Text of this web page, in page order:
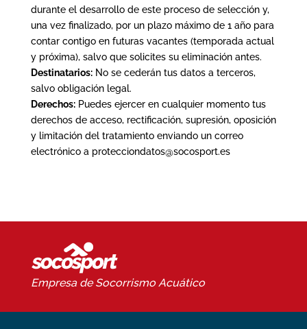
durante el desarrollo de este proceso de selección y,
una vez finalizado, por un plazo máximo de 1 año para
contar contigo en futuras vacantes (temporada actual
y próxima), salvo que solicites su eliminación antes.
Destinatarios:No se cederán tus datos a terceros,
salvo obligación legal.
Derechos:Puedes ejercer en cualquier momento tus
derechos de acceso, rectificación, supresión, oposición
y limitación del tratamiento enviando un correo
electrónico a protecciondatos@socosport.es
Empresa de SocorrismoAcuático